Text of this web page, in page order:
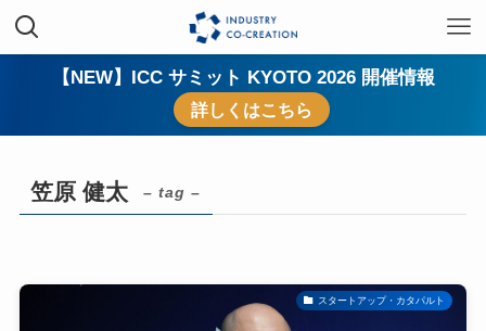
【NEW】ICC サミット KYOTO 2026 開催情報
詳しくはこちら
笠原 健太 – tag –
スタートアップ・カタパルト